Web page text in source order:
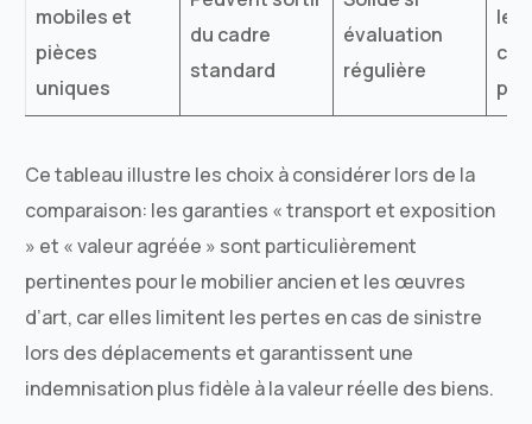
mobiles et
pièces
uniques
du cadre
standard
évaluation
régulière
les
Ce tableau illustre les choix à considérer lors de la
comparaison: les garanties « transport et exposition
» et « valeur agréée » sont particulièrement
pertinentes pour le mobilier ancien et les œuvres
d’art, car elles limitent les pertes en cas de sinistre
lors des déplacements et garantissent une
indemnisation plus fidèle à la valeur réelle des biens.